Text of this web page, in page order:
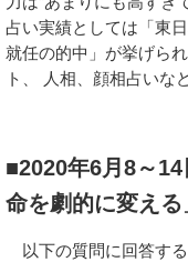
占い実績としては「東
就任の的中」が挙げら
ト、 人相、顔相占いな
■2020年6月8～
命を劇的に変える
以下の質問に回答す